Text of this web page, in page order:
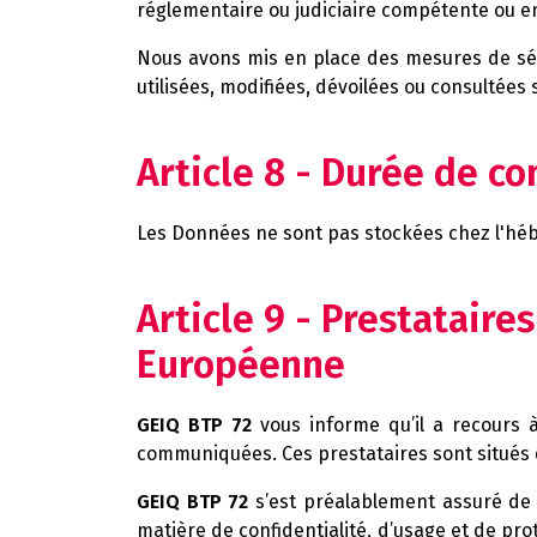
réglementaire ou judiciaire compétente ou
Nous avons mis en place des mesures de
utilisées, modifiées, dévoilées ou consultées
Article 8 - Durée de
Les Données ne sont pas stockées chez
Article 9 -
Européenne
GEIQ BTP 72vous informe qu’il a recours
communiquées. Ces prestataires sont
GEIQ BTP 72 s’est préalablement assuré
matière de confidentialité, d’usage et de